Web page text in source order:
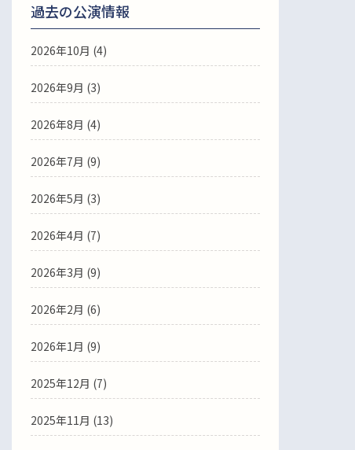
過去の公演情報
2026年10月 (4)
2026年9月 (3)
2026年8月 (4)
2026年7月 (9)
2026年5月 (3)
2026年4月 (7)
2026年3月 (9)
2026年2月 (6)
2026年1月 (9)
2025年12月 (7)
2025年11月 (13)